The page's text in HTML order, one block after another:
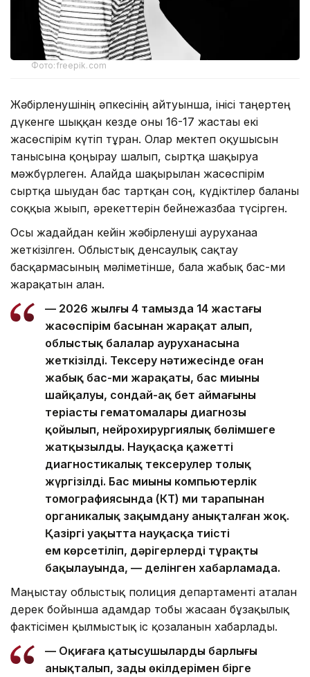
Фото:freepik.com
Жәбірленушінің әпкесінің айтуынша, інісі таңертең
дүкенге шыққан кезде оны 16-17 жастағы екі
жасөспірім күтіп тұрған. Олар мектеп оқушысын
танысына қоңырау шалып, сыртқа шақыруға
мәжбүрлеген. Алайда шақырылған жасөспірім
сыртқа шығудан бас тартқан соң, күдіктілер баланы
соққыға жығып, әрекеттерін бейнежазбаға түсірген.
Осы жағдайдан кейін жәбірленуші ауруханаға
жеткізілген. Облыстық денсаулық сақтау
басқармасының мәліметінше, бала жабық бас-ми
жарақатын алған.
— 2026 жылғы 4 тамызда 14 жастағы
жасөспірім басынан жарақат алып,
облыстық балалар ауруханасына
жеткізілді. Тексеру нәтижесінде оған
жабық бас-ми жарақаты, бас миының
шайқалуы, сондай-ақ бет аймағының
теріасты гематомалары диагнозы
қойылып, нейрохирургиялық бөлімшеге
жатқызылды. Науқасқа қажетті
диагностикалық тексерулер толық
жүргізілді. Бас миының компьютерлік
томографиясында (КТ) ми тарапынан
органикалық зақымдану анықталған жоқ.
Қазіргі уақытта науқасқа тиісті
ем көрсетіліп, дәрігерлердің тұрақты
бақылауында, — делінген хабарламада.
Маңғыстау облыстық полиция департаменті аталған
дерек бойынша адамдар тобы жасаған бұзақылық
фактісімен қылмыстық іс қозғалғанын хабарлады.
— Оқиғаға қатысушылардың барлығы
анықталып, заңды өкілдерімен бірге